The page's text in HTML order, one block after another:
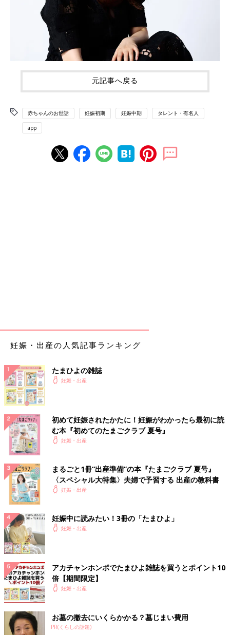
元記事へ戻る
赤ちゃんのお世話 妊娠初期 妊娠中期 タレント・有名人
app
妊娠・出産の人気記事ランキング
たまひよの雑誌
妊娠・出産
初めて妊娠されたかたに！妊娠がわかったら最初に読
む本『初めてのたまごクラブ 夏号』
妊娠・出産
まるごと1冊“出産準備”の本『たまごクラブ 夏号』
〈スペシャル大特集〉夫婦で予習する 出産の教科書
妊娠・出産
妊娠中に読みたい！3冊の「たまひよ」
妊娠・出産
アカチャンホンポでたまひよ雑誌を買うとポイント10
倍【期間限定】
妊娠・出産
お墓の撤去にいくらかかる？墓じまい費用
PR(くらしの話題)